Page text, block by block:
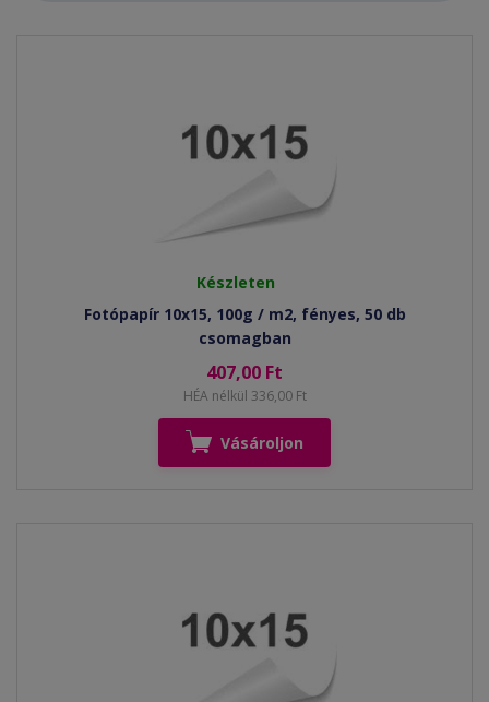
Készleten
Fotópapír 10x15, 100g / m2, fényes, 50 db
csomagban
407,00 Ft
HÉA nélkül 336,00 Ft
Vásároljon